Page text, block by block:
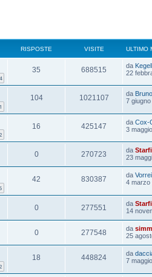
RISPOSTE VISITE ULTIMO
4
35 688515 da
22
104 1021107 da
7
2
16 425147 da Cox-
3
0 270723 da
23
5
42 830387 da
4 marzo
0 277551 da
14
0 277548 da
25
2
18 448824 da
7